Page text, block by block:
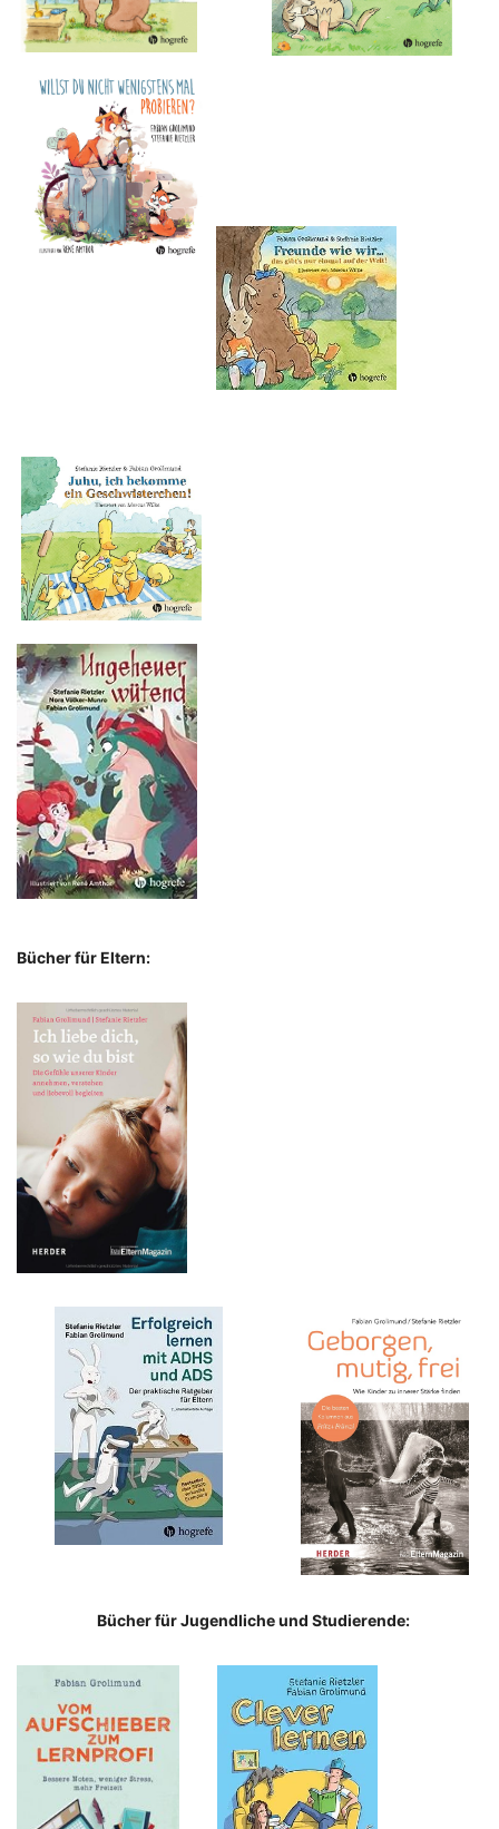
Bücher für Eltern:
Bücher für Jugendliche und Studierende: